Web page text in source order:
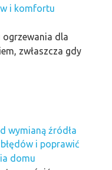
i komfortu
dla
zwłaszcza gdy
wymianą źródła
i poprawić
domu